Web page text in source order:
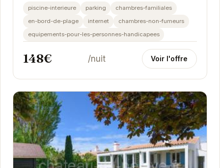
piscine-interieure parking
chambres-familiales
en-bord-de-plage
internet
chambres-non-fumeurs
equipements-pour-les-personnes-handicapees
148€ /nuit Voir l'offre